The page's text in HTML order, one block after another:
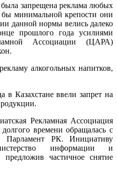
запрещена реклама любых
бы минимальной крепости они
данной нормы велись далеко
прошлого года усилиями
Ассоциации (ЦАРА)
алкогольных напитков,
в Казахстане ввели запрет на
Рекламная Ассоциация
времени обращалась с
Парламент РК. Инициативу
информации и
частичное снятие